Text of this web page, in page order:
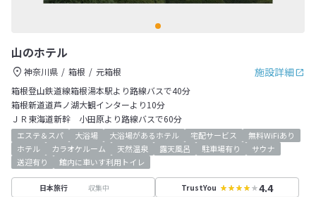
山のホテル
施設詳細
神奈川県 箱根
元箱根
箱根登山鉄道線箱根湯本駅より路線バスで40分
箱根新道道芦ノ湖大観インターより10分
ＪＲ東海道新幹 小田原より路線バスで60分
エステ＆スパ 大浴場 大浴場があるホテル 宅配サービス
無料WiFiあり
ホテル
カラオケルーム 天然温泉 露天風呂 駐車場有り
サウナ
送迎有り
館内に車いす利用トイレ
日本旅行 収集中 TrustYou 4.4